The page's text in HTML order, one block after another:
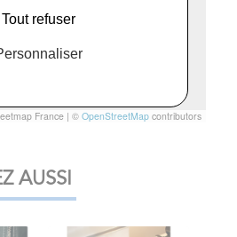
France | © OpenStreetMap contributors
AUSSI
Tout refuser